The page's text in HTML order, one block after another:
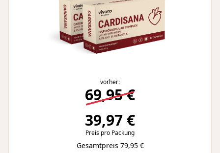
vorher:
69,95 €
39,97 €
Preis pro Packung
Gesamtpreis 79,95 €